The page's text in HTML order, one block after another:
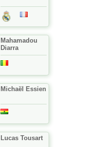
Mahamadou
Diarra
Michaël Essien
Lucas Tousart